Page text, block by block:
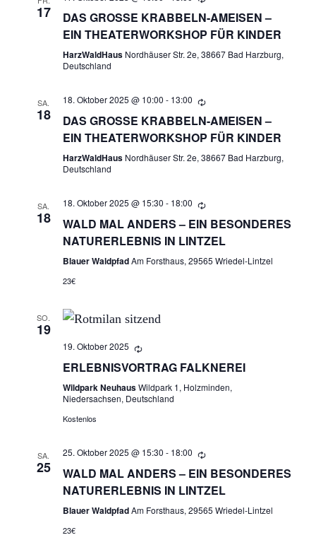
S
U
H
E
I
N
-
N
G
A
O
17
DAS GROSSE KRABBELN-AMEISEN – E
IN THEATERWORKSHOP FÜR KINDER
HarzWaldHaus Nordhäuser Str. 2e, 38667 Bad Harzburg,
Deutschland
SA.
18
18. Oktober 2025 @ 10:00 - 13:00
DAS GROSSE KRABBELN-AMEISEN – E
IN THEATERWORKSHOP FÜR KINDER
HarzWaldHaus Nordhäuser Str. 2e, 38667 Bad Harzburg,
Deutschland
SA.
18
18. Oktober 2025 @ 15:30 - 18:00
WALD MAL ANDERS – EIN BESONDERES
NATURERLEBNIS IN LINTZEL
Blauer WaldpfadAm Forsthaus, 29565 Wriedel-Lintzel
23€
SO.
19
19. Oktober 2025
ERLEBNISVORTRAG FALKNEREI
Wildpark NeuhausWildpark 1, Holzminden,
Niedersachsen, Deutschland
Kostenlos
SA.
25
25. Oktober 2025 @ 15:30 - 18:00
WALD MAL ANDERS – EIN BESONDERES
NATURERLEBNIS IN LINTZEL
Blauer WaldpfadAm Forsthaus, 29565 Wriedel-Lintzel
23€